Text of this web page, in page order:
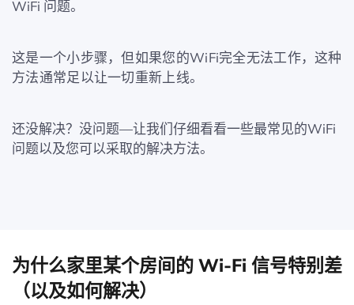
WiFi 问题。
这是一个小步骤，但如果您的WiFi完全无法工作，这种
方法通常足以让一切重新上线。
还没解决？没问题—让我们仔细看看一些最常见的WiFi
问题以及您可以采取的解决方法。
为什么家里某个房间的 Wi-Fi 信号特别差
（以及如何解决）